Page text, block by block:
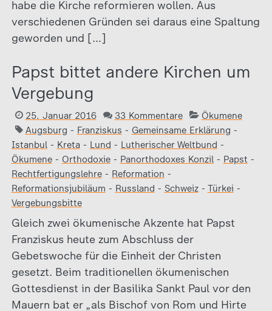
habe die Kirche reformieren wollen. Aus
verschiedenen Gründen sei daraus eine Spaltung
geworden und […]
Papst bittet andere Kirchen um
Vergebung
25. Januar 2016 33 Kommentare
Ökumene
Augsburg - Franziskus - Gemeinsame Erklärung -
Istanbul- Kreta- Lund - Lutherischer Weltbund -
Ökumene- Orthodoxie- Panorthodoxes Konzil- Papst -
Rechtfertigungslehre- Reformation -
Reformationsjubiläum - Russland - Schweiz- Türkei -
Vergebungsbitte
Gleich zwei ökumenische Akzente hat Papst
Franziskus heute zum Abschluss der
Gebetswoche für die Einheit der Christen
gesetzt. Beim traditionellen ökumenischen
Gottesdienst in der Basilika Sankt Paul vor den
Mauern bat er „als Bischof von Rom und Hirte